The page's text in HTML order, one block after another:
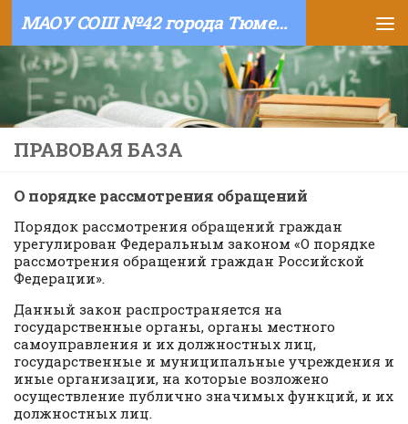
Skip to content МАОУ СОШ №42 города Тюмени
ПРАВОВАЯ БАЗА
О порядке рассмотрения обращений
Порядок рассмотрения обращений граждан
урегулирован Федеральным законом «О порядке
рассмотрения обращений граждан Российской
Федерации».
Данный закон распространяется на
государственные органы, органы местного
самоуправления и их должностных лиц,
государственные и муниципальные учреждения и
иные организации, на которые возложено
осуществление публично значимых функций, и их
должностных лиц.